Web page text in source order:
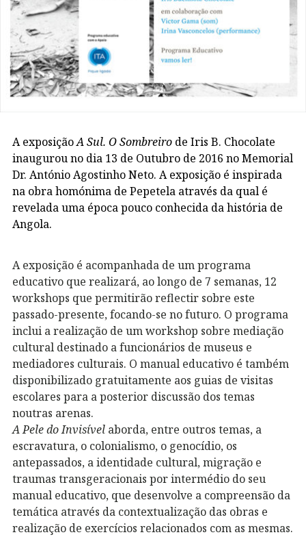
A exposiçãoA Sul. O Sombreiro de Iris B. Chocolate
inaugurou no dia 13 de Outubro de 2016 no Memorial
Dr. António Agostinho Neto. A exposição é inspirada
na obra homónima de Pepetela através da qual é
revelada uma época pouco conhecida da história de
Angola.
A exposição é acompanhada de um programa
educativo que realizará, ao longo de 7 semanas, 12
workshops que permitirão reflectir sobre este
passado-presente, focando-se no futuro. O programa
inclui a realização de um workshop sobre mediação
cultural destinado a funcionários de museus e
mediadores culturais. O manual educativo é também
disponibilizado gratuitamente aos guias de visitas
escolares para a posterior discussão dos temas
noutras arenas.
A Pele do Invisível aborda, entre outros temas, a
escravatura, o colonialismo, o genocídio, os
antepassados, a identidade cultural, migração e
traumas transgeracionais por intermédio do seu
manual educativo, que desenvolve a compreensão da
temática através da contextualização das obras e
realização de exercícios relacionados com as mesmas.